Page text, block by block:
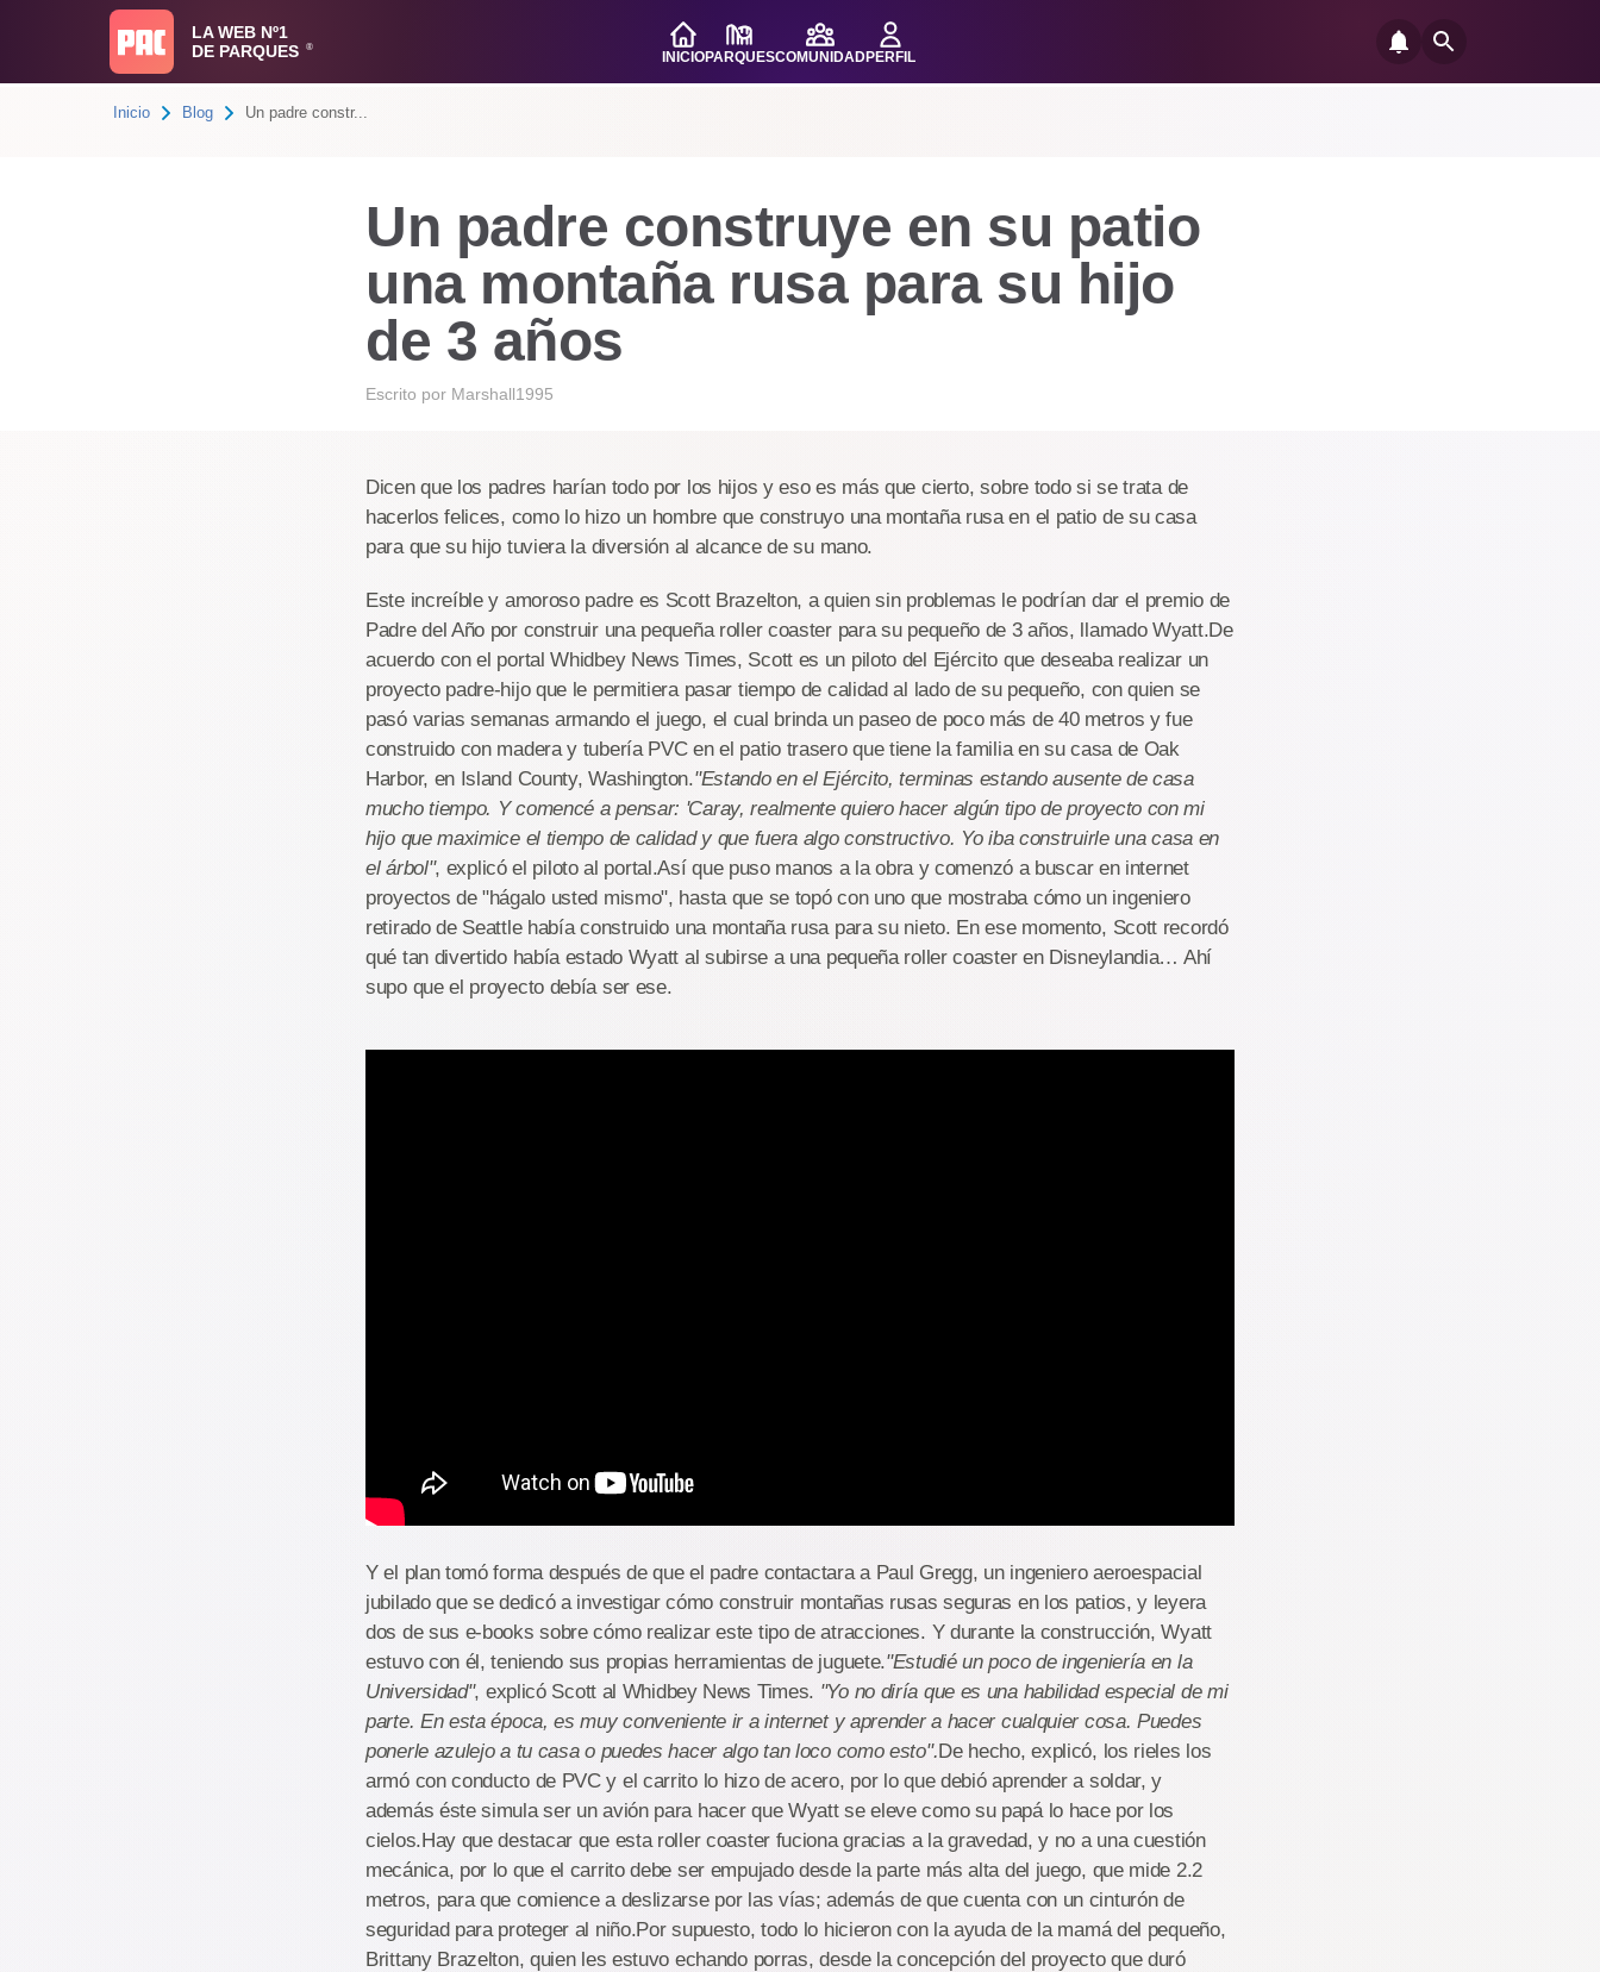
LA WEB Nº1
DE PARQUES
®
INICIOPARQUESCOMUNIDADPERFIL
Inicio Blog Un padre constr...
Un padre construye en su patio
una montaña rusa para su hijo
de 3 años
Escrito por Marshall1995
Dicen que los padres harían todo por los hijos y eso es más que cierto, sobre todo si se trata de
hacerlos felices, como lo hizo un hombre que construyo una montaña rusa en el patio de su casa
para que su hijo tuviera la diversión al alcance de su mano.
Este increíble y amoroso padre es Scott Brazelton, a quien sin problemas le podrían dar el premio de
Padre del Año por construir una pequeña roller coaster para su pequeño de 3 años, llamado Wyatt.De
acuerdo con el portal Whidbey News Times, Scott es un piloto del Ejército que deseaba realizar un
proyecto padre-hijo que le permitiera pasar tiempo de calidad al lado de su pequeño, con quien se
pasó varias semanas armando el juego, el cual brinda un paseo de poco más de 40 metros y fue
construido con madera y tubería PVC en el patio trasero que tiene la familia en su casa de Oak
Harbor, en Island County, Washington."Estando en el Ejército, terminas estando ausente de casa
mucho tiempo. Y comencé a pensar: 'Caray, realmente quiero hacer algún tipo de proyecto con mi
hijo que maximice el tiempo de calidad y que fuera algo constructivo. Yo iba construirle una casa en
el árbol", explicó el piloto al portal.Así que puso manos a la obra y comenzó a buscar en internet
proyectos de "hágalo usted mismo", hasta que se topó con uno que mostraba cómo un ingeniero
retirado de Seattle había construido una montaña rusa para su nieto. En ese momento, Scott recordó
qué tan divertido había estado Wyatt al subirse a una pequeña roller coaster en Disneylandia… Ahí
supo que el proyecto debía ser ese.
Y el plan tomó forma después de que el padre contactara a Paul Gregg, un ingeniero aeroespacial
jubilado que se dedicó a investigar cómo construir montañas rusas seguras en los patios, y leyera
dos de sus e-books sobre cómo realizar este tipo de atracciones. Y durante la construcción, Wyatt
estuvo con él, teniendo sus propias herramientas de juguete."Estudié un poco de ingeniería en la
Universidad", explicó Scott al Whidbey News Times. "Yo no diría que es una habilidad especial de mi
parte. En esta época, es muy conveniente ir a internet y aprender a hacer cualquier cosa. Puedes
ponerle azulejo a tu casa o puedes hacer algo tan loco como esto".De hecho, explicó, los rieles los
armó con conducto de PVC y el carrito lo hizo de acero, por lo que debió aprender a soldar, y
además éste simula ser un avión para hacer que Wyatt se eleve como su papá lo hace por los
cielos.Hay que destacar que esta roller coaster fuciona gracias a la gravedad, y no a una cuestión
mecánica, por lo que el carrito debe ser empujado desde la parte más alta del juego, que mide 2.2
metros, para que comience a deslizarse por las vías; además de que cuenta con un cinturón de
seguridad para proteger al niño.Por supuesto, todo lo hicieron con la ayuda de la mamá del pequeño,
Brittany Brazelton, quien les estuvo echando porras, desde la concepción del proyecto que duró